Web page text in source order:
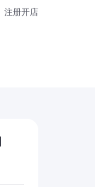
注册开店